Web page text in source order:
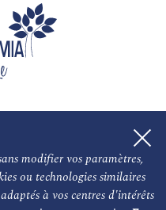
modifier vos paramètres,
ou technologies similaires
à vos centres d'intérêts
PARTENAIRES